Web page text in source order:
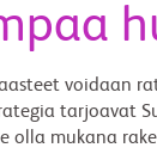
voidaan
olla mukana